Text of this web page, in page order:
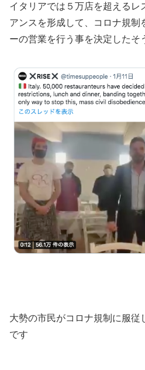
イタリアでは５万店を超えるレ
アンスを形成して、コロナ規制
ーの営業を行う事を決定したそ
大勢の市民がコロナ規制に服従
です